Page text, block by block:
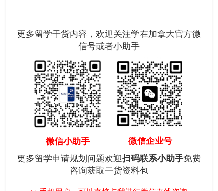
更多留学干货内容，欢迎关注学在加拿大官方微
信号或者小助手
微信小助手
微信企业号
更多留学申请规划问题欢迎扫码联系小助手免费
咨询获取干货资料包